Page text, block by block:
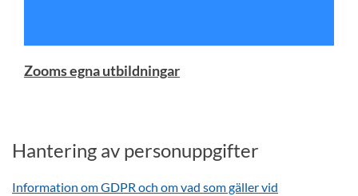
Zooms egna utbildningar
Hantering av personuppgifter
Information om GDPR och om vad som gäller vid